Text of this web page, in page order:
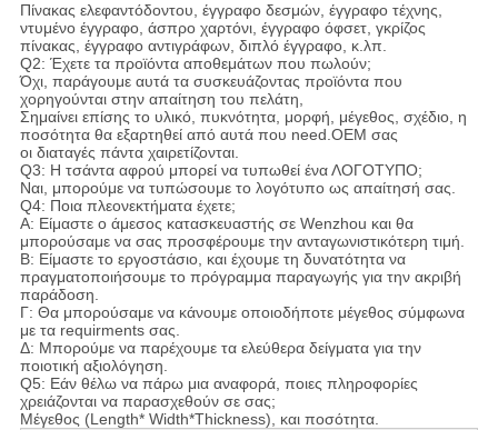
Πίνακας ελεφαντόδοντου, έγγραφο δεσμών, έγγραφο τέχνης,
ντυμένο έγγραφο, άσπρο χαρτόνι, έγγραφο όφσετ, γκρίζος
πίνακας, έγγραφο αντιγράφων, διπλό έγγραφο, κ.λπ.
Q2: Έχετε τα προϊόντα αποθεμάτων που πωλούν;
Όχι, παράγουμε αυτά τα συσκευάζοντας προϊόντα που
χορηγούνται στην απαίτηση του πελάτη,
Σημαίνει επίσης το υλικό, πυκνότητα, μορφή, μέγεθος, σχέδιο, η
ποσότητα θα εξαρτηθεί από αυτά που need.OEM σας
οι διαταγές πάντα χαιρετίζονται.
Q3: Η τσάντα αφρού μπορεί να τυπωθεί ένα ΛΟΓΟΤΥΠΟ;
Ναι, μπορούμε να τυπώσουμε το λογότυπο ως απαίτησή σας.
Q4: Ποια πλεονεκτήματα έχετε;
Α: Είμαστε ο άμεσος κατασκευαστής σε Wenzhou και θα
μπορούσαμε να σας προσφέρουμε την ανταγωνιστικότερη τιμή.
Β: Είμαστε το εργοστάσιο, και έχουμε τη δυνατότητα να
πραγματοποιήσουμε το πρόγραμμα παραγωγής για την ακριβή
παράδοση.
Γ: Θα μπορούσαμε να κάνουμε οποιοδήποτε μέγεθος σύμφωνα
με τα requirments σας.
Δ: Μπορούμε να παρέχουμε τα ελεύθερα δείγματα για την
ποιοτική αξιολόγηση.
Q5: Εάν θέλω να πάρω μια αναφορά, ποιες πληροφορίες
χρειάζονται να παρασχεθούν σε σας;
Μέγεθος (Length* Width*Thickness), και ποσότητα.